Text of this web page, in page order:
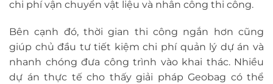
chi phí vận chuyển vật liệu và nhân công thi công.
Bên cạnh đó, thời gian thi công ngắn hơn cũng
giúp chủ đầu tư tiết kiệm chi phí quản lý dự án và
nhanh chóng đưa công trình vào khai thác. Nhiều
dự án thực tế cho thấy giải pháp Geobag có thể